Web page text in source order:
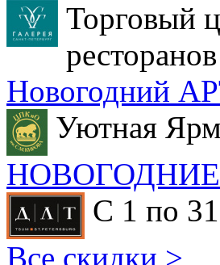
Торговый
Новогодний
Уютная
С 1 по
Все скидки >